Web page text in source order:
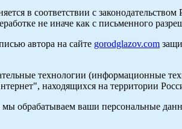
в соответствии с
не иначе как с письменного
автора на сайте gorodglazov.com
технологии (информационные
находящихся на территории
мы обрабатываем ваши персональные